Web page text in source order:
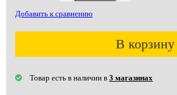
Добавить к сравнению
В корзину
Товар есть в наличии в 3 магазинах